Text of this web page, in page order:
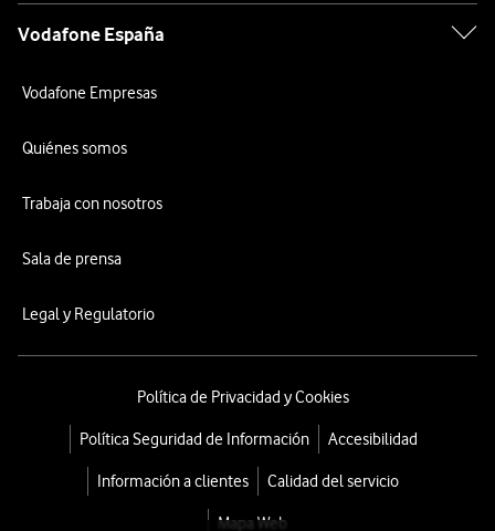
Vodafone España
Vodafone Empresas
Quiénes somos
Trabaja con nosotros
Sala de prensa
Legal y Regulatorio
Política de Privacidad y Cookies
Política Seguridad de Información Accesibilidad
Información a clientes Calidad del servicio
Mapa Web